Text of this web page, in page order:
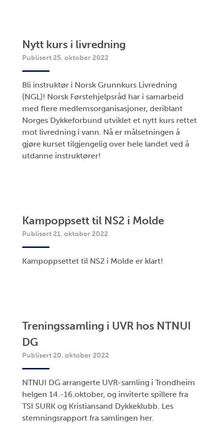
Nytt kurs i livredning
Publisert 25. oktober 2022
Bli instruktør i Norsk Grunnkurs Livredning
(NGL)! Norsk Førstehjelpsråd har i samarbeid
med flere medlemsorganisasjoner, deriblant
Norges Dykkeforbund utviklet et nytt kurs rettet
mot livredning i vann. Nå er målsetningen å
gjøre kurset tilgjengelig over hele landet ved å
utdanne instruktører!
Kampoppsett til NS2 i Molde
Publisert 21. oktober 2022
Kampoppsettet til NS2 i Molde er klart!
Treningssamling i UVR hos NTNUI
DG
Publisert 20. oktober 2022
NTNUI DG arrangerte UVR-samling i Trondheim
helgen 14.-16.oktober, og inviterte spillere fra
TSI SURK og Kristiansand Dykkeklubb. Les
stemningsrapport fra samlingen her.